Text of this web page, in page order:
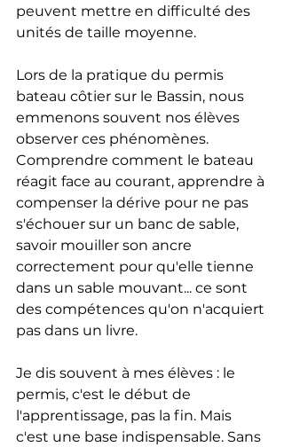
peuvent mettre en difficulté des
unités de taille moyenne.
Lors de la pratique du permis
bateau côtier sur le Bassin, nous
emmenons souvent nos élèves
observer ces phénomènes.
Comprendre comment le bateau
réagit face au courant, apprendre à
compenser la dérive pour ne pas
s'échouer sur un banc de sable,
savoir mouiller son ancre
correctement pour qu'elle tienne
dans un sable mouvant... ce sont
des compétences qu'on n'acquiert
pas dans un livre.
Je dis souvent à mes élèves : le
permis, c'est le début de
l'apprentissage, pas la fin. Mais
c'est une base indispensable. Sans